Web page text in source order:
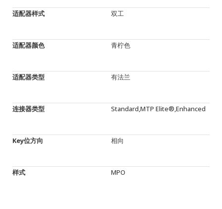
适配器样式 双工
适配器颜色 青柠色
适配器类型 有法兰
连接器类型 Standard,MTP Elite®,Enhanced
Key位方向 相向
样式 MPO